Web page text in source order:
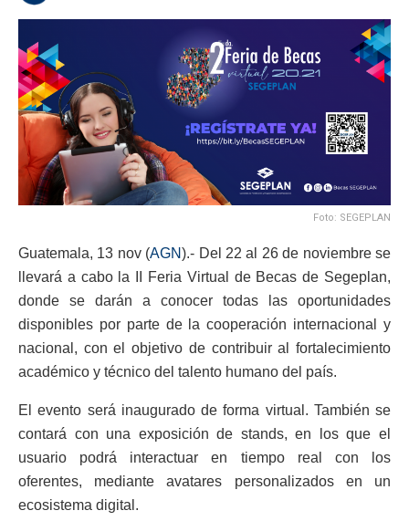
Foto: SEGEPLAN
Guatemala, 13 nov (AGN).- Del 22 al 26 de noviembre se
llevará a cabo la II Feria Virtual de Becas de Segeplan,
donde se darán a conocer todas las oportunidades
disponibles por parte de la cooperación internacional y
nacional, con el objetivo de contribuir al fortalecimiento
académico y técnico del talento humano del país.
El evento será inaugurado de forma virtual. También se
contará con una exposición de stands, en los que el
usuario podrá interactuar en tiempo real con los
oferentes, mediante avatares personalizados en un
ecosistema digital.